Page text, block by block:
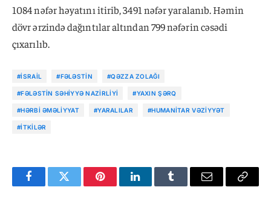
1084 nəfər həyatını itirib, 3491 nəfər yaralanıb. Həmin
dövr ərzində dağıntılar altından 799 nəfərin cəsədi
çıxarılıb.
#İSRAIL #FƏLƏSTIN #QƏZZA ZOLAĞI
#FƏLƏSTIN SƏHIYYƏ NAZIRLIYI #YAXIN ŞƏRQ
#HƏRBI ƏMƏLIYYAT #YARALILAR #HUMANITAR VƏZIYYƏT
#ITKILƏR
FacebookTwitter PinterestLinkedInTumblr Email
Copy